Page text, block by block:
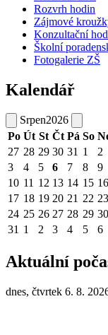
Rozvrh hodin
Zájmové
Konzultační
Školní
Fotogalerie ZŠ
Kalendář
Srpen2026
Po Út St Čt Pá So
27 28 29 30 31 1
2
3
4 5 6 7 8
9
10 11 12 13 14 15 16
17 18 19 20 21 22 23
24 25 26 27 28 29 30
31 1 2 3 4 5 6
Aktuální
dnes, čtvrtek 6. 8.